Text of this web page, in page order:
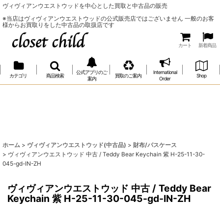
ヴィヴィアンウエストウッドを中心とした買取と中古品の販売
※当店はヴィヴィアンウエストウッドの公式販売店ではございません 一般のお客
様からお買取りをした中古品の取扱店です
カート 新着商品
カテゴリ 商品検索
公式アプリのご
案内
買取のご案内
International
Order
Shop
ホーム > ヴィヴィアンウエストウッド(中古品) > 財布/パスケース
> ヴィヴィアンウエストウッド 中古 / Teddy Bear Keychain 紫 H-25-11-30-
045-gd-IN-ZH
ヴィヴィアンウエストウッド 中古 / Teddy Bear
Keychain 紫 H-25-11-30-045-gd-IN-ZH